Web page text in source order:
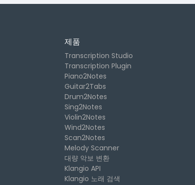
제품
Transcription Studio
Transcription Plugin
Piano2Notes
Guitar2Tabs
Drum2Notes
Sing2Notes
Violin2Notes
Wind2Notes
Scan2Notes
Melody Scanner
대량 악보 변환
Klangio API
Klangio 노래 검색